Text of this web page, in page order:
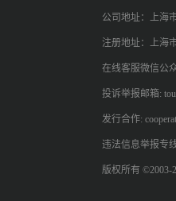
公司地址：上海
注册地址：上海
在线客服微信公
投诉举报邮箱:
发行合作:
违法信息举报专
版权所有 ©2003-